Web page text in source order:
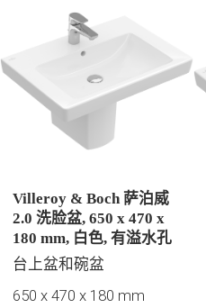
Villeroy & Boch 萨泊威
2.0 洗脸盆, 650 x 470 x
180 mm, 白色, 有溢水孔
台上盆和碗盆
650 x 470 x 180 mm